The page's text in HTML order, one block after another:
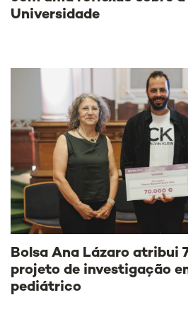
Universidade
Bolsa Ana Lázaro atribui
projeto de investigação
pediátrico